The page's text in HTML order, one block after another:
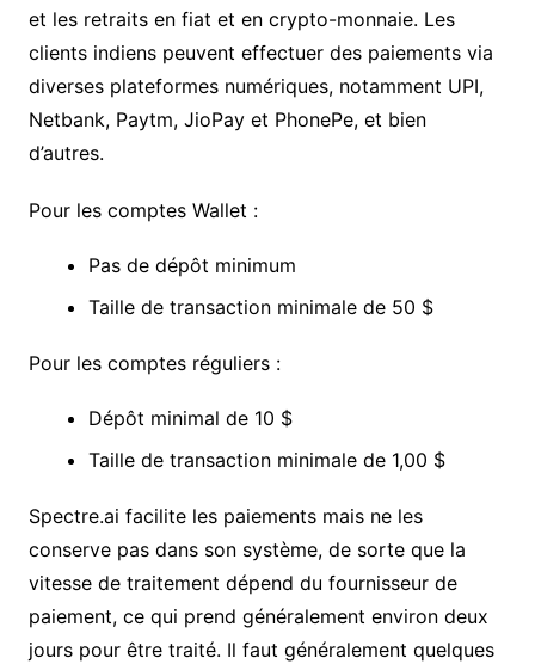
et les retraits en fiat et en crypto-monnaie. Les
clients indiens peuvent effectuer des paiements via
diverses plateformes numériques, notamment UPI,
Netbank, Paytm, JioPay et PhonePe, et bien
d’autres.
Pour les comptes Wallet :
Pas de dépôt minimum
Taille de transaction minimale de 50 $
Pour les comptes réguliers :
Dépôt minimal de 10 $
Taille de transaction minimale de 1,00 $
Spectre.ai facilite les paiements mais ne les
conserve pas dans son système, de sorte que la
vitesse de traitement dépend du fournisseur de
paiement, ce qui prend généralement environ deux
jours pour être traité. Il faut généralement quelques